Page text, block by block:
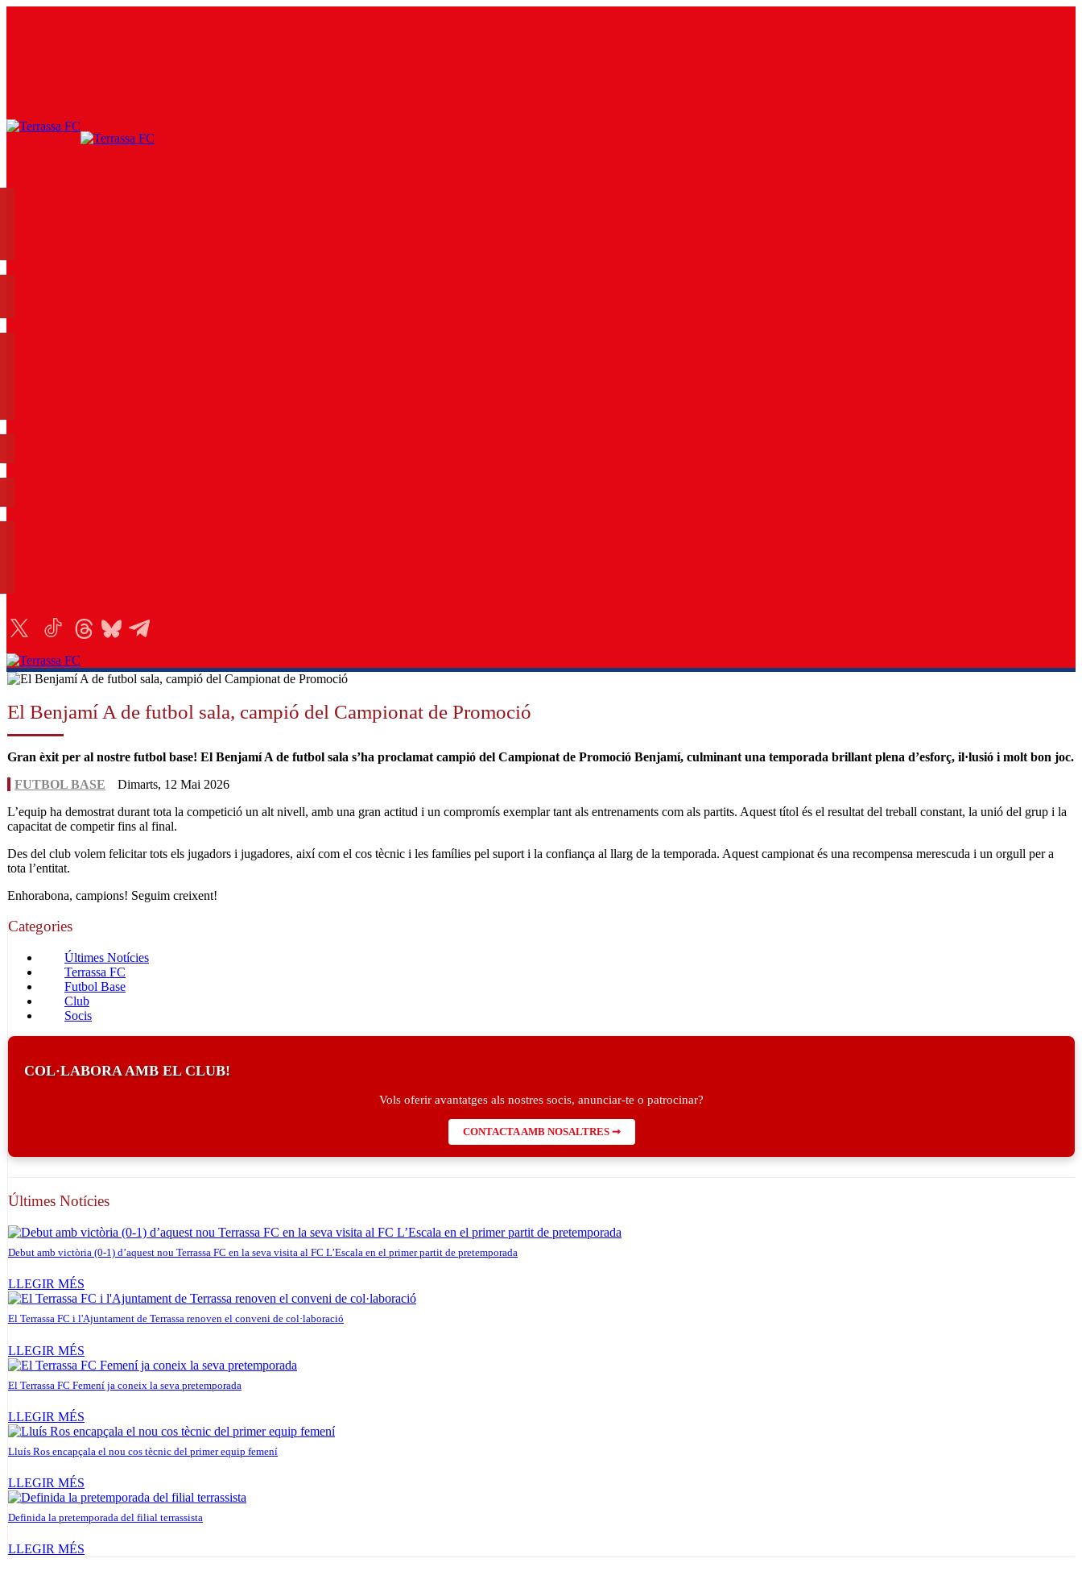
El Benjamí A de futbol sala, campió del Campionat de Promoció
Gran èxit per al nostre futbol base! El Benjamí A de futbol sala s’ha proclamat campió del Campionat de Promoció Benjamí, culminant una temporada brillant plena d’esforç, il·lusió i molt bon joc.
FUTBOL BASE
Dimarts, 12 Mai 2026
L’equip ha demostrat durant tota la competició un alt nivell, amb una gran actitud i un compromís exemplar tant als entrenaments com als partits. Aquest títol és el resultat del treball constant, la unió del grup i la
capacitat de competir fins al final.
Des del club volem felicitar tots els jugadors i jugadores, així com el cos tècnic i les famílies pel suport i la confiança al llarg de la temporada. Aquest campionat és una recompensa merescuda i un orgull per a
tota l’entitat.
Enhorabona, campions! Seguim creixent!
Categories
Últimes Notícies
Terrassa FC
Futbol Base
Club
Socis
COL·LABORA AMB EL CLUB!
Vols oferir avantatges als nostres socis, anunciar-te o patrocinar?
CONTACTA AMB NOSALTRES ➞
Últimes Notícies
Debut amb victòria (0-1) d’aquest nou Terrassa FC en la seva visita al FC L’Escala en el primer partit de pretemporada
LLEGIR MÉS
El Terrassa FC i l'Ajuntament de Terrassa renoven el conveni de col·laboració
LLEGIR MÉS
El Terrassa FC Femení ja coneix la seva pretemporada
LLEGIR MÉS
Lluís Ros encapçala el nou cos tècnic del primer equip femení
LLEGIR MÉS
Definida la pretemporada del filial terrassista
LLEGIR MÉS